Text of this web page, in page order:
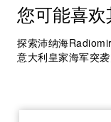
您可能喜
探索沛纳海
意大利皇家海军突